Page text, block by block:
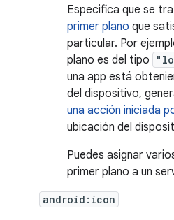
Especifica que se
primer plano que
particular. Por
plano es del tipo
una app está
del dispositivo,
una acción iniciada
ubicación del
Puedes asignar
primer plano a un
android:icon